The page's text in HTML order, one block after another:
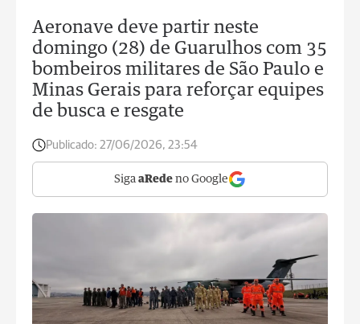
Aeronave deve partir neste
domingo (28) de Guarulhos com 35
bombeiros militares de São Paulo e
Minas Gerais para reforçar equipes
de busca e resgate
Publicado: 27/06/2026, 23:54
Siga aRede no Google